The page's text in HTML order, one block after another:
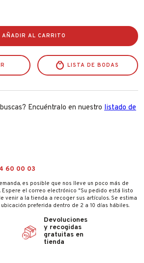
AÑADIR AL CARRITO
LISTA DE BODAS
Encuéntralo en nuestro listado de
60 00 03
es posible que nos lleve un poco más de
el correo electrónico "Su pedido está listo
venir a la tienda a recoger sus artículos. Se estima
preferida dentro de 2 a 10 días hábiles.
Devoluciones
y recogidas
gratuitas en
tienda